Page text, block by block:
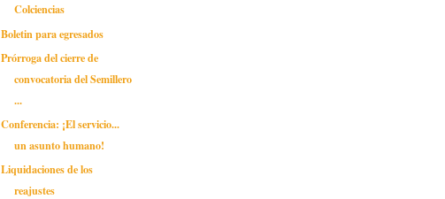
Colciencias
Boletin para egresados
Prórroga del cierre de
convocatoria del Semillero
...
Conferencia: ¡El servicio...
un asunto humano!
Liquidaciones de los
reajustes